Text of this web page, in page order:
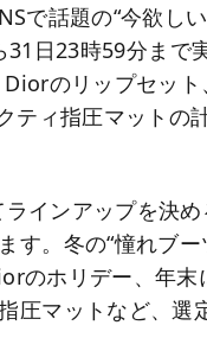
で話題の“今欲し
日23時59分まで
Diorのリップセッ
ィ指圧マットの
インアップを決
。冬の“憧れブ
のホリデー、年
マットなど、選